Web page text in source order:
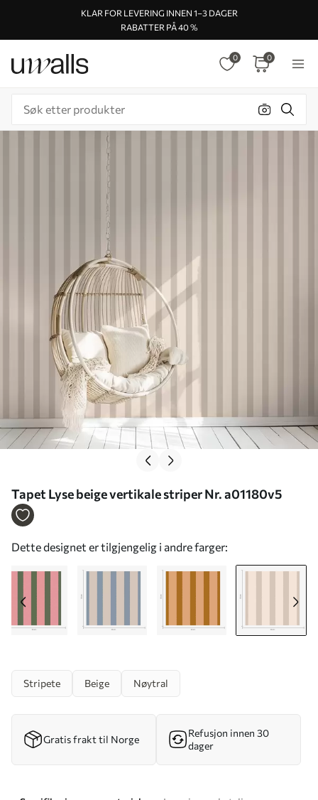
KLAR FOR LEVERING INNEN 1–3 DAGER
RABATTER PÅ 40 %
0 0
Tapet Lyse beige vertikale striper Nr. a01180v5
Dette designet er tilgjengelig i andre farger:
Stripete Beige Nøytral
Gratis frakt til Norge
Refusjon innen 30
dager